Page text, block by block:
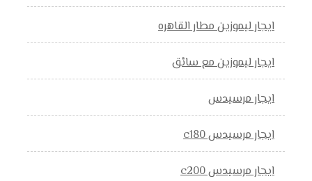
ايجار ليموزين مطار القاهره
ايجار ليموزين مع سائق
ايجار مرسيدس
ايجار مرسيدس c180
ايجار مرسيدس c200